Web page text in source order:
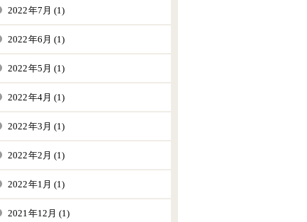
2022年7月 (1)
2022年6月 (1)
2022年5月 (1)
2022年4月 (1)
2022年3月 (1)
2022年2月 (1)
2022年1月 (1)
2021年12月 (1)